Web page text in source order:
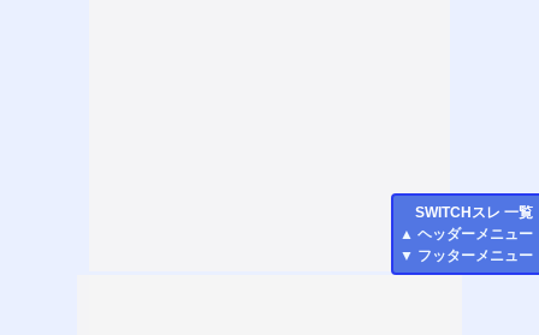
SWITCH スレ 一覧
▲ ヘッダーメニュー
▼ フッターメニュー